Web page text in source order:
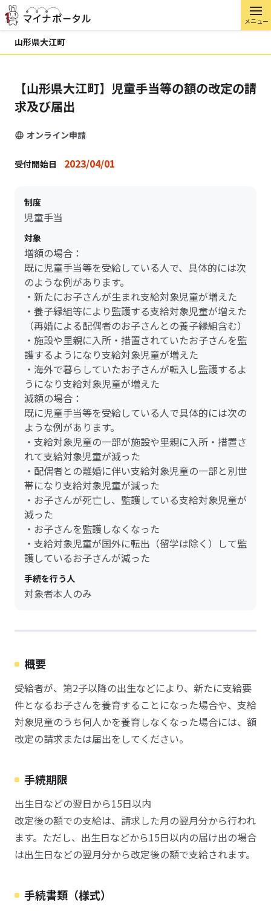
メニュー
山形県大江町
【山形県大江町】児童手当等の額の改定の請
求及び届出
オンライン申請
受付開始日 2023/04/01
制度
児童手当
対象
増額の場合：
既に児童手当等を受給している人で、具体的には次
のような例があります。
・新たにお子さんが生まれ支給対象児童が増えた
・養子縁組等により監護する支給対象児童が増えた
（再婚による配偶者のお子さんとの養子縁組含む）
・施設や里親に入所・措置されていたお子さんを監
護するようになり支給対象児童が増えた
・海外で暮らしていたお子さんが転入し監護するよ
うになり支給対象児童が増えた
減額の場合：
既に児童手当等を受給している人で具体的には次の
ような例があります。
・支給対象児童の一部が施設や里親に入所・措置さ
れて支給対象児童が減った
・配偶者との離婚に伴い支給対象児童の一部と別世
帯になり支給対象児童が減った
・お子さんが死亡し、監護している支給対象児童が
減った
・お子さんを監護しなくなった
・支給対象児童が国外に転出（留学は除く）して監
護しているお子さんが減った
手続を行う人
対象者本人のみ
概要
受給者が、第2子以降の出生などにより、新たに支給要
件となるお子さんを養育することになった場合や、支給
対象児童のうち何人かを養育しなくなった場合には、額
改定の請求または届出をしてください。
手続期限
出生日などの翌日から15日以内
改定後の額での支給は、請求した月の翌月分から行われ
ます。ただし、出生日などから15日以内の届け出の場合
は出生日などの翌月分から改定後の額で支給されます。
手続書類（様式）